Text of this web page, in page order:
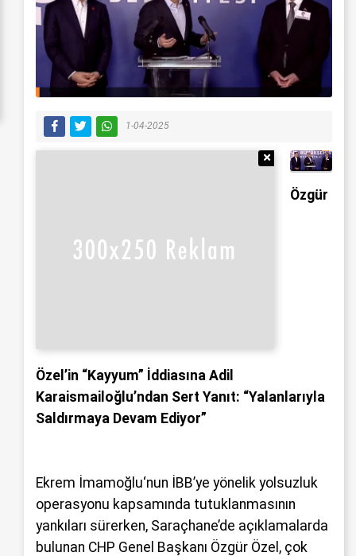
1-04-2025
Reklamı Gizle
Özgür
Özel’in “Kayyum” İddiasına Adil
Karaismailoğlu’ndan Sert Yanıt: “Yalanlarıyla
Saldırmaya Devam Ediyor”
Ekrem İmamoğlu‘nun İBB’ye yönelik yolsuzluk
operasyonu kapsamında tutuklanmasının
yankıları sürerken, Saraçhane’de açıklamalarda
bulunan CHP Genel Başkanı Özgür Özel , çok